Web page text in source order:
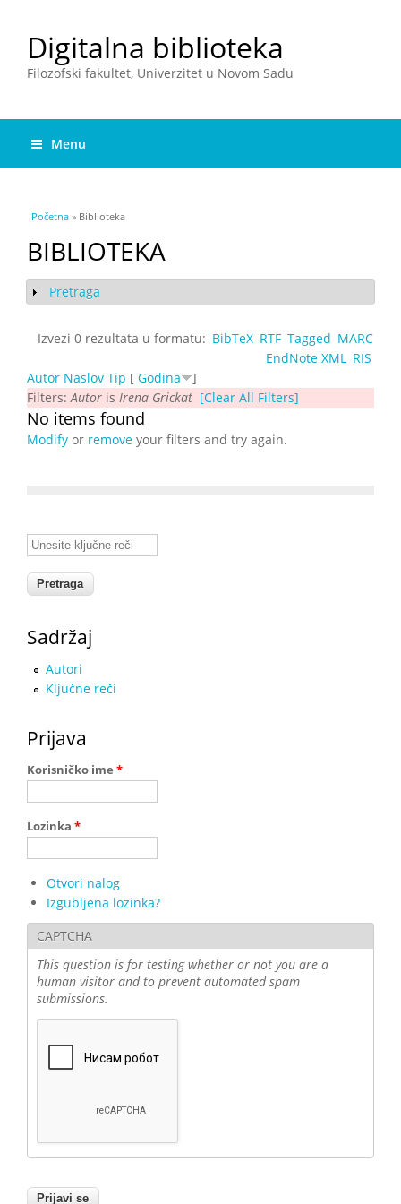
Digitalna biblioteka
Filozofski fakultet, Univerzitet u Novom Sadu
Menu
You are here
Početna » Biblioteka
BIBLIOTEKA
Show
Pretraga
Izvezi 0 rezultata u formatu: BibTeX RTF Tagged MARC
EndNote XML
RIS
Autor Naslov Tip [ Godina
]
Filters: Autor is Irena Grickat [Clear All Filters]
No items found
Modify or remove your filters and try again.
Unesite ključne reči
Sadržaj
Autori
Ključne reči
Prijava
Korisničko ime *
Lozinka *
Otvori nalog
Izgubljena lozinka?
CAPTCHA
This question is for testing whether or not you are a
human visitor and to prevent automated spam
submissions.